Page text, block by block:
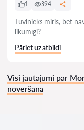
1
394
Tuvinieks miris, bet
likumīgi?
Pāriet uz atbildi
Visi jautājumi par
novēršana